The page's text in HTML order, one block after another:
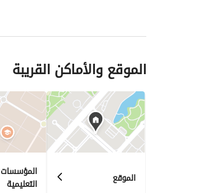
الموقع والأماكن القريبة
الموقع المؤسسات
التعليمية